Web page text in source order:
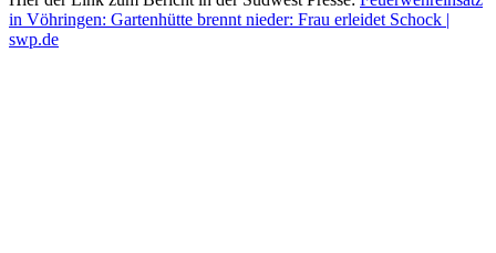
in Vöhringen: Gartenhütte brennt nieder: Frau erleidet Schock |
swp.de